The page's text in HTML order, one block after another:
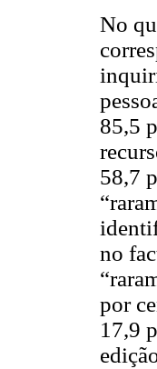
No
85,5
58,7
no
por
17,9